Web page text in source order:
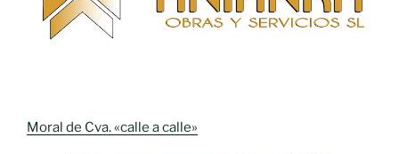
Moral de Cva. «calle a calle»